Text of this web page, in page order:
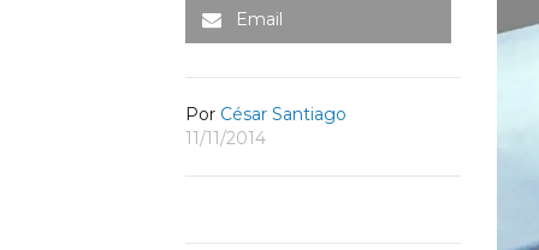
Email
Por César Santiago
11/11/2014